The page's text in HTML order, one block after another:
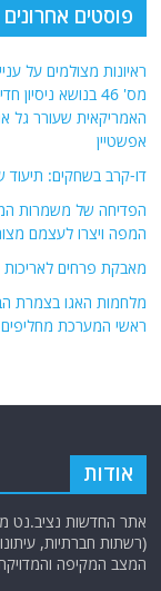
פוסטים אחרונים
ראיונות מצולמים על
מס' 46 בנושא
אפשטיין
דו-קרב בשחקים:
הפדיחה של משמרות
המפה ויצרו לעצמם
מאבקת פרחים
מלחמות האגו בצמרת
ראשי המערכת
אודות
אתר החדשות נציב.נט
(רשתות חברתיות,
המצב המקיפה